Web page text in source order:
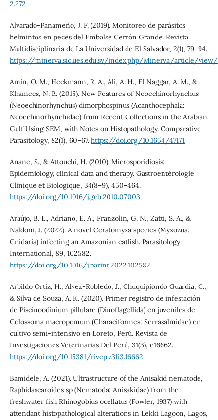
2.272
Alvarado-Panameño, J. F. (2019). Monitoreo de parásitos
helmintos en peces del Embalse Cerrón Grande. Revista
Multidisciplinaria de La Universidad de El Salvador, 2(1), 79–94.
https://minerva.sic.ues.edu.sv/index.php/Minerva/article/
Amin, O. M., Heckmann, R. A., Ali, A. H., El Naggar, A. M., &
Khamees, N. R. (2015). New Features of Neoechinorhynchus
(Neoechinorhynchus) dimorphospinus (Acanthocephala:
Neoechinorhynchidae) from Recent Collections in the Arabian
Gulf Using SEM, with Notes on Histopathology. Comparative
Parasitology, 82(1), 60–67. https://doi.org/10.1654/4717.1
Anane, S., & Attouchi, H. (2010). Microsporidiosis:
Epidemiology, clinical data and therapy. Gastroentérologie
Clinique et Biologique, 34(8–9), 450–464.
https://doi.org/10.1016/j.gcb.2010.07.003
Araújo, B. L., Adriano, E. A., Franzolin, G. N., Zatti, S. A., &
Naldoni, J. (2022). A novel Ceratomyxa species (Myxozoa:
Cnidaria) infecting an Amazonian catfish. Parasitology
International, 89, 102582.
https://doi.org/10.1016/j.parint.2022.102582
Arbildo Ortiz, H., Alvez-Robledo, J., Chuquipiondo Guardia, C.,
& Silva de Souza, A. K. (2020). Primer registro de infestación
de Piscinoodinium pillulare (Dinoflagellida) en juveniles de
Colossoma macropomum (Characiformes: Serrasalmidae) en
cultivo semi-intensivo en Loreto, Perú. Revista de
Investigaciones Veterinarias Del Perú, 31(3), e16662.
https://doi.org/10.15381/rivep.v31i3.16662
Bamidele, A. (2021). Ultrastructure of the Anisakid nematode,
Raphidascaroides sp (Nematoda: Anisakidae) from the
freshwater fish Rhinogobius ocellatus (Fowler, 1937) with
attendant histopathological alterations in Lekki Lagoon, Lagos,